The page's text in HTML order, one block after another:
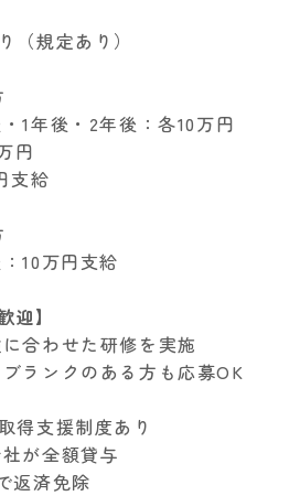
（規定あり）
1年後・2年後：各10万円
円
支給
10万円支給
迎】
合わせた研修を実施
ランクのある方も応募OK
得支援制度あり
が全額貸与
返済免除